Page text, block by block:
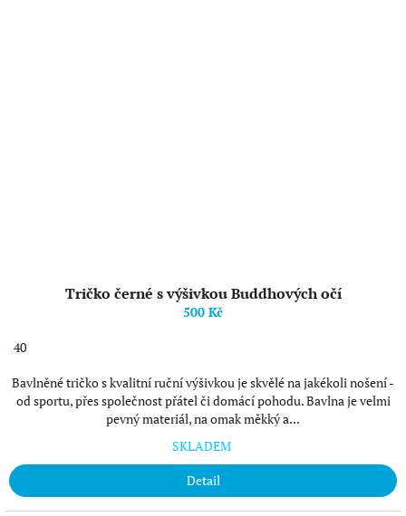
Tričko černé s výšivkou Buddhových očí
500 Kč
40
Bavlněné tričko s kvalitní ruční výšivkou je skvělé na jakékoli nošení -
od sportu, přes společnost přátel či domácí pohodu. Bavlna je velmi
pevný materiál, na omak měkký a...
SKLADEM
Detail